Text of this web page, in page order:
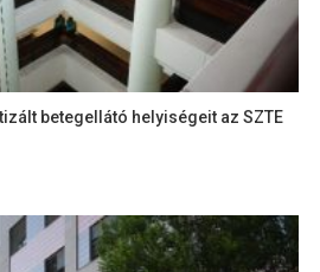
betegellátó helyiségeit az SZTE